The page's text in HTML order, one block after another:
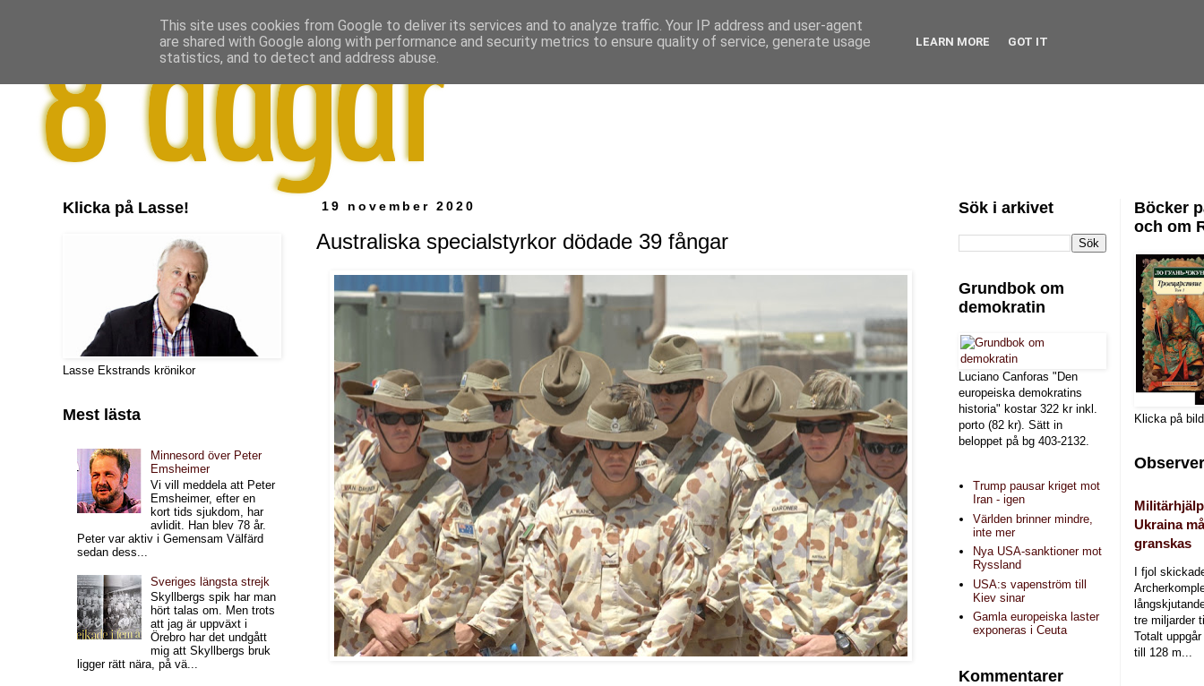
19 november 2020
Australiska specialstyrkor dödade 39 fångar
Klicka på Lasse!
Lasse Ekstrands krönikor
Mest lästa
Minnesord över Peter
Emsheimer
Vi vill meddela att Peter
Emsheimer, efter en
kort tids sjukdom, har
avlidit. Han blev 78 år.
Peter var aktiv i Gemensam Välfärd
sedan dess...
Sveriges längsta strejk
Skyllbergs spik har man
hört talas om. Men trots
att jag är uppväxt i
Örebro har det undgått
mig att Skyllbergs bruk
ligger rätt nära, på vä...
Sök i arkivet
Grundbok om
demokratin
Luciano Canforas "Den
europeiska demokratins
historia" kostar 322 kr inkl.
porto (82 kr). Sätt in
beloppet på bg 403-2132.
Trump pausar kriget mot
Iran - igen
Världen brinner mindre,
inte mer
Nya USA-sanktioner mot
Ryssland
USA:s vapenström till
Kiev sinar
Gamla europeiska laster
exponeras i Ceuta
Kommentarer
Böcker
och om
Klicka på
Ukraina
granskas
I fjol
tre miljarder
Totalt
till 128 m...
This site uses cookies from Google to deliver its services and to analyze traffic. Your IP address and user-agent
are shared with Google along with performance and security metrics to ensure quality of service, generate usage
statistics, and to detect and address abuse.
LEARN MORE GOT IT